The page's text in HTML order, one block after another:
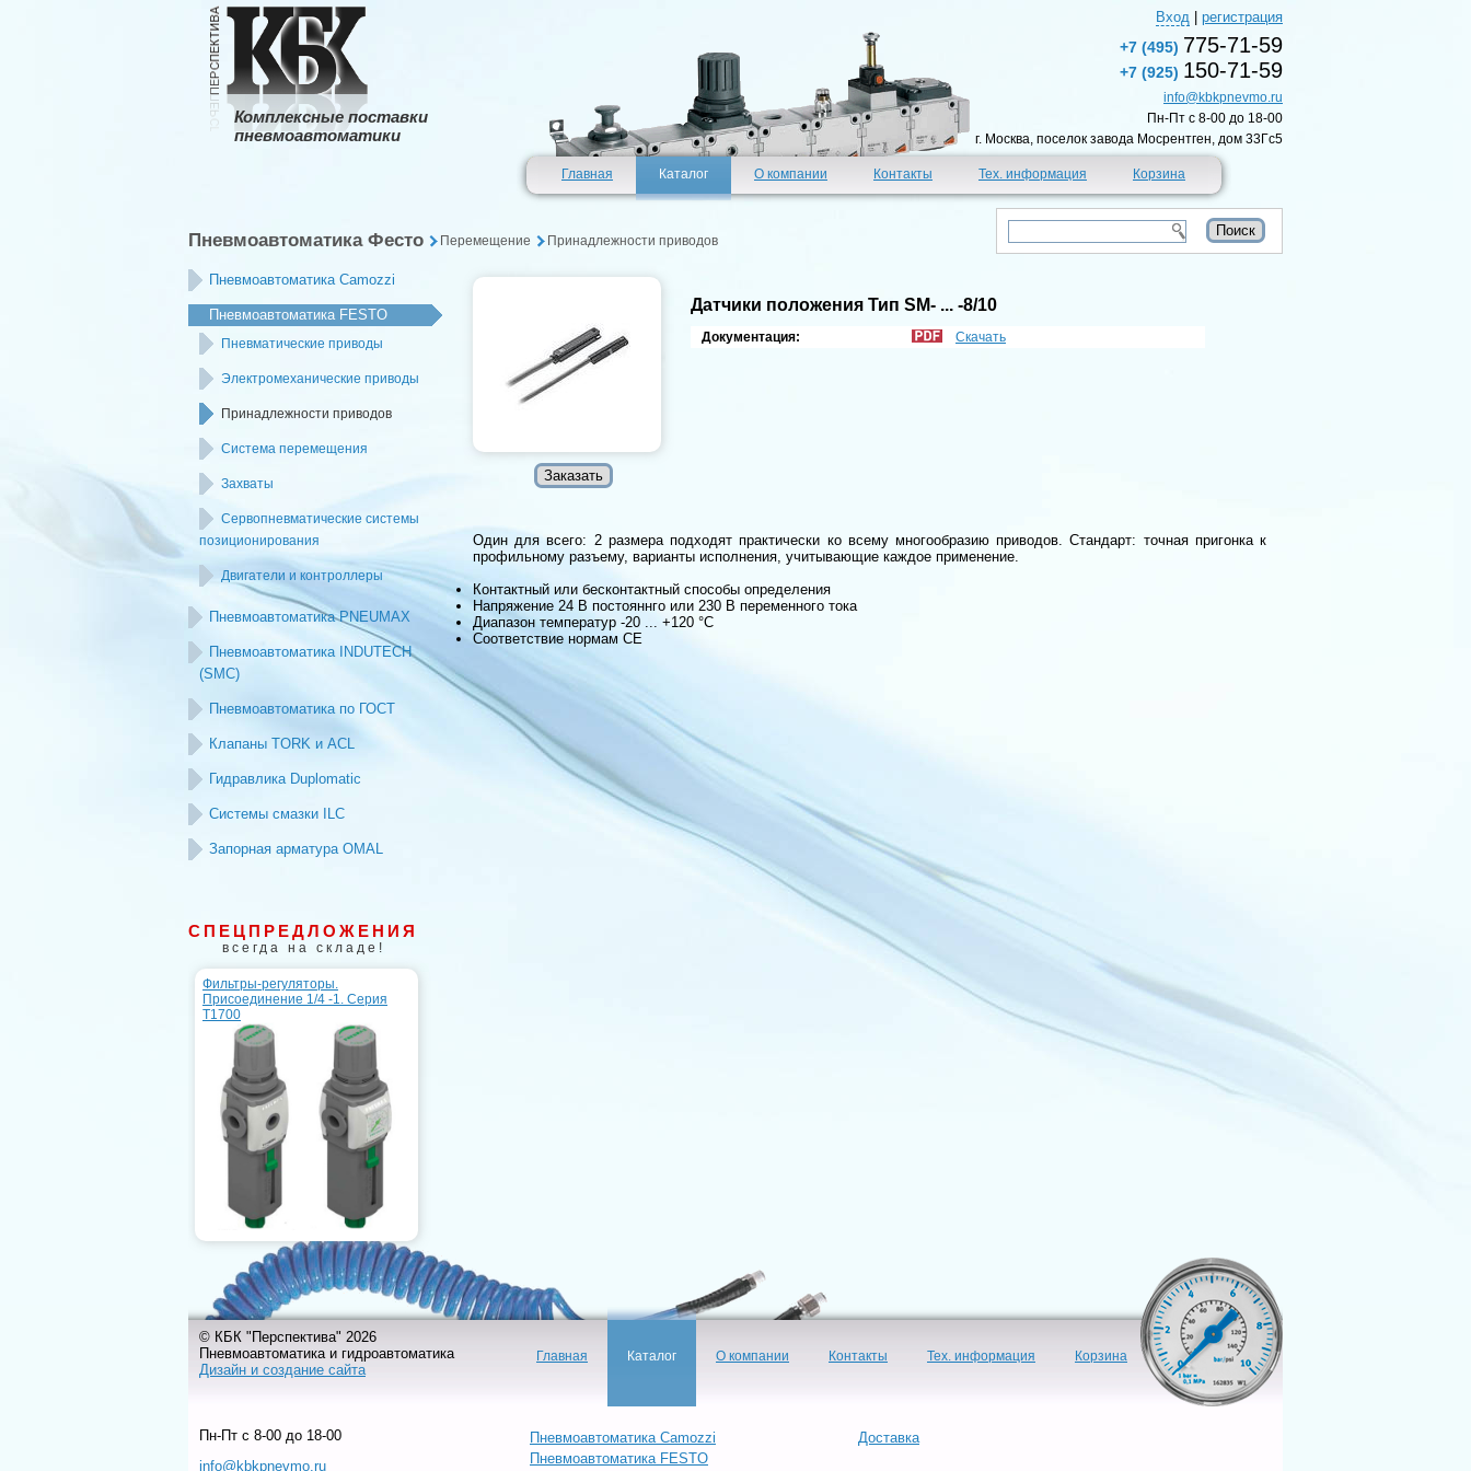
Комплексные поставки
пневмоавтоматики
Вход регистрация
+7 (495) 775-71-59
+7 (925) 150-71-59
info@kbkpnevmo.ru
Пн-Пт c 8-00 до 18-00
г. Москва, поселок завода Мосрентген, дом 33Гс5
Главная Каталог О компании Контакты Тех. информация Корзина
Пневмоавтоматика Фесто Перемещение Принадлежности приводов
Пневмоавтоматика Camozzi
Пневмоавтоматика FESTO
Пневматические приводы
Электромеханические приводы
Принадлежности приводов
Система перемещения
Захваты
Сервопневматические системы
позиционирования
Двигатели и контроллеры
Пневмоавтоматика PNEUMAX
Пневмоавтоматика INDUTECH
(SMC)
Пневмоавтоматика по ГОСТ
Клапаны TORK и ACL
Гидравлика Duplomatic
Системы смазки ILC
Запорная арматура OMAL
СПЕЦПРЕДЛОЖЕНИЯ
всегда на складе!
Фильтры-регуляторы.
Присоединение 1/4 -1. Серия
T1700
Датчики положения Тип SM- ... -8/10
Документация: Скачать
Один для всего: 2 размера подходят практически ко всему многообразию приводов. Стандарт: точная пригонка к
профильному разъему, варианты исполнения, учитывающие каждое применение.
Контактный или бесконтактный способы определения
Напряжение 24 В постояннго или 230 В переменного тока
Диапазон температур -20 ... +120 °C
Соответствие нормам CЕ
© КБК "Перспектива" 2026
Пневмоавтоматика и гидроавтоматика
Дизайн и создание сайта
Главная Каталог О компании Контакты Тех. информация Корзина
Пн-Пт c 8-00 до 18-00
info@kbkpnevmo.ru
Пневмоавтоматика Camozzi
Пневмоавтоматика FESTO
Доставка